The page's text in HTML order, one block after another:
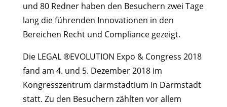
und 80 Redner haben den Besuchern zwei Tage
lang die führenden Innovationen in den
Bereichen Recht und Compliance gezeigt.
Die LEGAL ®EVOLUTION Expo & Congress 2018
fand am 4. und 5. Dezember 2018 im
Kongresszentrum darmstadtium in Darmstadt
statt. Zu den Besuchern zählten vor allem